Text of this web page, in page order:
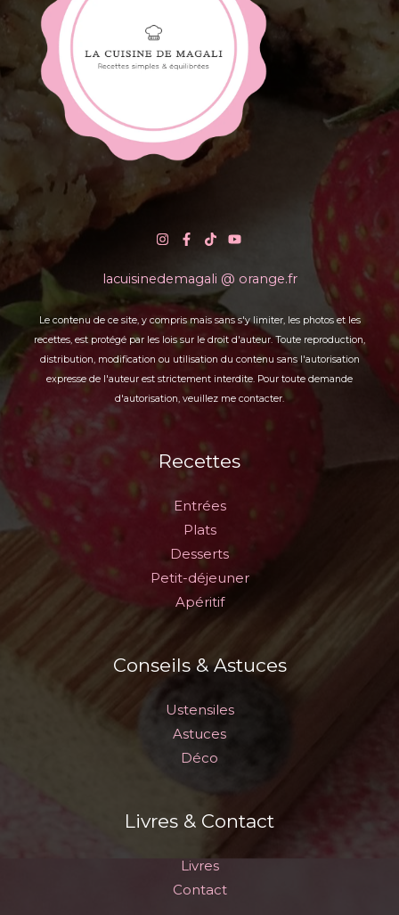
lacuisinedemagali @ orange.fr
Le contenu de ce site, y compris mais sans s'y limiter, les photos et les
recettes, est protégé par les lois sur le droit d'auteur. Toute reproduction,
distribution, modification ou utilisation du contenu sans l'autorisation
expresse de l'auteur est strictement interdite. Pour toute demande
d'autorisation, veuillez me contacter.
Recettes
Entrées
Plats
Desserts
Petit-déjeuner
Apéritif
Conseils & Astuces
Ustensiles
Astuces
Déco
Livres & Contact
Livres
Contact